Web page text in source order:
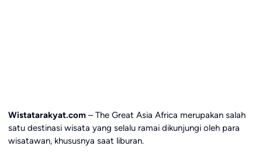
Wistatarakyat.com– The Great Asia Africa merupakan salah
satu destinasi wisata yang selalu ramai dikunjungi oleh para
wisatawan, khususnya saat liburan.